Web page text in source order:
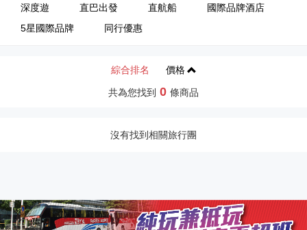
深度遊
直巴出發 直航船
國際品牌酒店
5星國際品牌
同行優惠
綜合排名 價格
共為您找到 0 條商品
沒有找到相關旅行團